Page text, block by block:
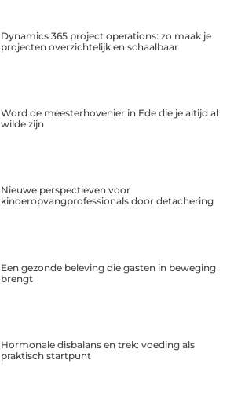
Dynamics 365 project operations: zo maak je
projecten overzichtelijk en schaalbaar
Word de meesterhovenier in Ede die je altijd al
wilde zijn
Nieuwe perspectieven voor
kinderopvangprofessionals door detachering
Een gezonde beleving die gasten in beweging
brengt
Hormonale disbalans en trek: voeding als
praktisch startpunt